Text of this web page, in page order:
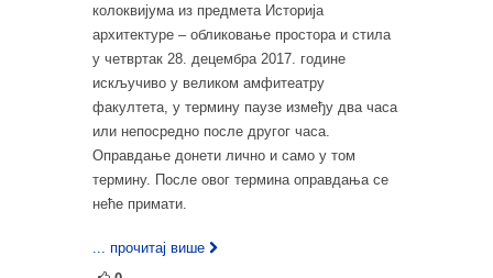
колоквијума из предмета Историја
архитектуре – обликовање простора и стила
у четвртак 28. децембра 2017. године
искључиво у великом амфитеатру
факултета, у термину паузе између два часа
или непосредно после другог часа.
Оправдање донети лично и само у том
термину. После овог термина оправдања се
неће примати.
... прочитај више